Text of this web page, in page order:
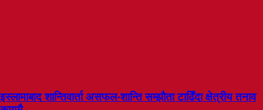
इस्लामाबाद शान्तिवार्ता असफल-शान्ति सम्झौता टाढिँदा क्षेत्रीय तनाव